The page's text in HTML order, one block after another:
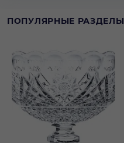
ПОПУЛЯРНЫЕ РАЗДЕЛЫ